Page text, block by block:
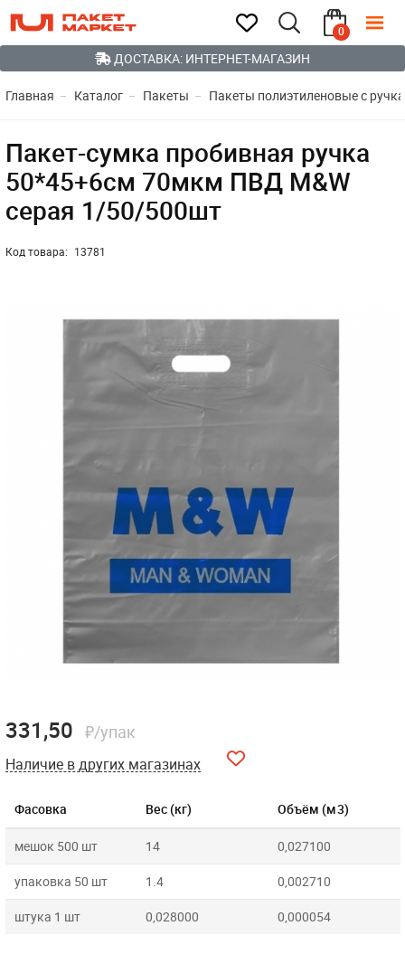
0
ДОСТАВКА: ИНТЕРНЕТ-МАГАЗИН
Главная Каталог Пакеты Пакеты полиэтиленовые с
Пакет-сумка пробивная ручка
50*45+6см 70мкм ПВД M&W
серая 1/50/500шт
Код товара: 13781
Фасовка Вес (кг) Объём (м3)
мешок 500 шт 14 0,027100
упаковка 50 шт 1.4 0,002710
штука 1 шт 0,028000 0,000054
331,50 ₽/упак
Наличие в других магазинах